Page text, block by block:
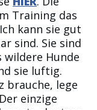
Training das
kann sie gut
sind. Sie sind
Hunde
sie luftig.
brauche, lege
einzige